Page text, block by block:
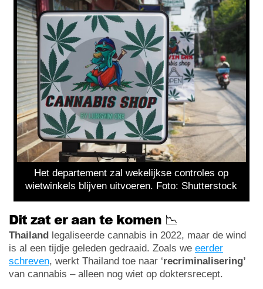
Het departement zal wekelijkse controles op
wietwinkels blijven uitvoeren. Foto: Shutterstock
Dit zat er aan te komen 📉
Thailand legaliseerde cannabis in 2022, maar de wind
is al een tijdje geleden gedraaid. Zoals we eerder
schreven, werkt Thailand toe naar ‘recriminalisering’
van cannabis – alleen nog wiet op doktersrecept.